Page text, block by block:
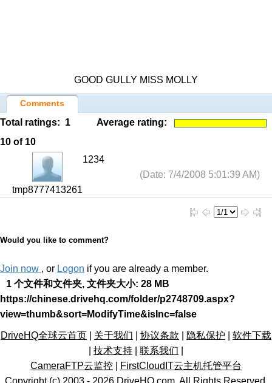
GOOD GULLY MISS MOLLY
Comments
Total ratings: 1
Average rating:
10 of 10
tmp8777413261
1234
(Date: 7/4/2008 5:01:39 AM)
Would you like to comment?
Join now , or Logon if you are already a member.
1 个文件和文件夹, 文件夹大小: 28 MB
https://chinese.drivehq.com/folder/p2748709.aspx?
view=thumb&sort=ModifyTime&isInc=false
DriveHQ全球云首页 关于我们 协议条款 隐私保护
软件下载
技术支持 联系我们
CameraFTP云监控
FirstCloudIT云主机托管平台